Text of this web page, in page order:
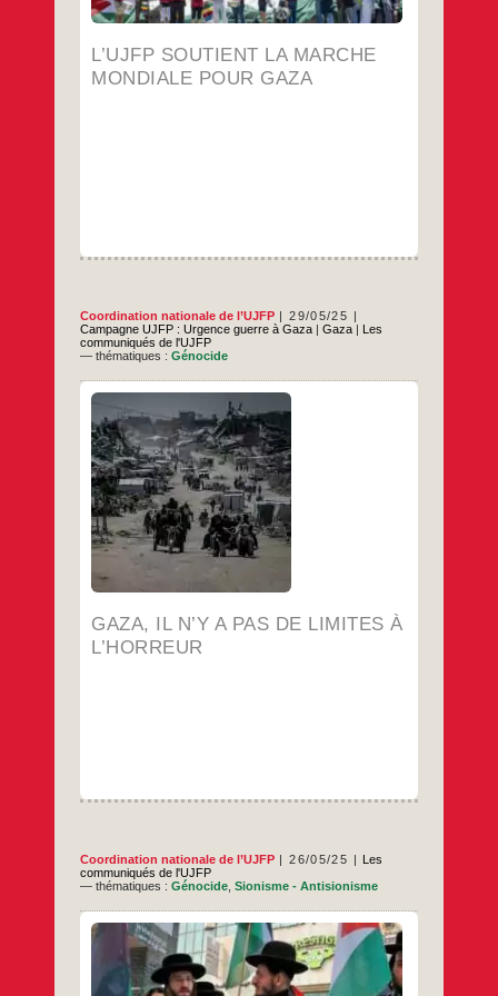
L’UJFP SOUTIENT LA MARCHE
MONDIALE POUR GAZA
la
Marche
Mondiale
pour
…
Coordination nationale de l’UJFP
29/05/25
Campagne UJFP : Urgence guerre à Gaza |Gaza
Les
communiqués de l'UJFP
— thématiques :Génocide
GAZA, IL N’Y A PAS DE LIMITES À
L’HORREUR
Tant que le monde prétendument civilisé
continuera de se dire « préoccupé » et ne
se décidera pas aux sanctions
indispensables pour faire cesser le carnage,
les dirigeants messianiques et
suprémacistes au pouvoir en Israël
multiplieront les crimes les plus abjects. Ils
ont tué dans un bombardement 9 des 10
…
Gaza,
il
n’y
pas
limites
à
l’horreur
Coordination nationale de l’UJFP 26/05/25
Les
communiqués de l'UJFP
— thématiques :Génocide ,Sionisme - Antisionisme
Le mercredi 21 mai, à Washington, deux
employé·e·s de l’ambassade israélienne à
Washington ont été abattus à bout portant.
L’UJFP adresse ses plus sincères